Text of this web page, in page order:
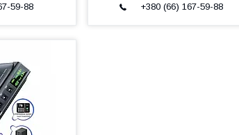
59-88 +380 (66) 167-59-88